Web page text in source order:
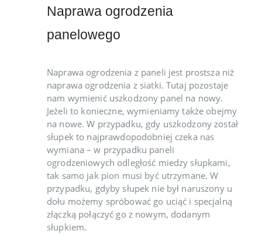
Naprawa ogrodzenia
panelowego
Naprawa ogrodzenia z paneli jest prostsza niż
naprawa ogrodzenia z siatki. Tutaj pozostaje
nam wymienić uszkodzony panel na nowy.
Jeżeli to konieczne, wymieniamy także obejmy
na nowe. W przypadku, gdy uszkodzony został
słupek to najprawdopodobniej czeka nas
wymiana – w przypadku paneli
ogrodzeniowych odległość miedzy słupkami,
tak samo jak pion musi być utrzymane. W
przypadku, gdyby słupek nie był naruszony u
dołu możemy spróbować go uciąć i specjalną
złączką połączyć go z nowym, dodanym
słupkiem.